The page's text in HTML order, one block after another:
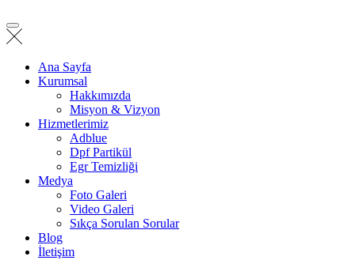
Ana Sayfa
Kurumsal
Hakkımızda
Misyon & Vizyon
Hizmetlerimiz
Adblue
Dpf Partikül
Egr Temizliği
Medya
Foto Galeri
Video Galeri
Sıkça Sorulan Sorular
Blog
İletişim